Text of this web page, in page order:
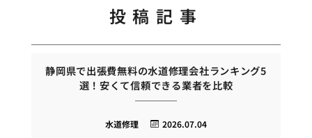
投稿記事
静岡県で出張費無料の水道修理会社ランキング5
選！安くて信頼できる業者を比較
2026.07.04
水道修理